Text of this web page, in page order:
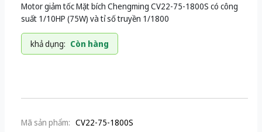
Motor giảm tốc Mặt bích Chengming CV22-75-1800S có công
suất 1/10HP (75W) và tỉ số truyền 1/1800
khả dụng: Còn hàng
Mã sản phẩm: CV22-75-1800S